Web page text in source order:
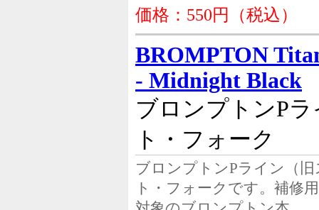
価格：550円（税込）
BROMPTON
- Midnight Black
ブロンプトンP
ト・フォーク
ブロンプトンPライン（
ト・フォークです。補修